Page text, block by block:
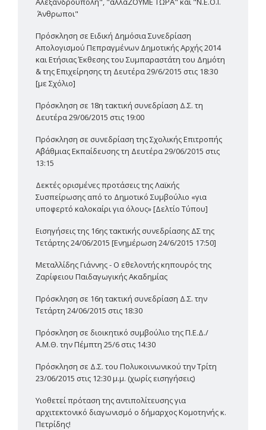
Άνθρωποι"
Πρόσκληση σε Ειδική Δημόσια Συνεδρίαση
Απολογισμού Πεπραγμένων Δημοτικής Αρχής 2014
και Ετήσιας Έκθεσης του Συμπαραστάτη του Δημότη
& της Επιχείρησης τη Δευτέρα 29/6/2015 στις 18:30
[με Σχόλιο]
Πρόσκληση σε 18η τακτική συνεδρίαση Δ.Σ. τη
Δευτέρα 29/06/2015 στις 19:00
Πρόσκληση σε συνεδρίαση της Σχολικής Επιτροπής
Α΄βάθμιας Εκπαίδευσης τη Δευτέρα 29/06/2015 στις
13:15
Δεκτές ορισμένες προτάσεις της Λαϊκής
Συσπείρωσης από το Δημοτικό Συμβούλιο «για
υποφερτό καλοκαίρι για όλους» [Δελτίο Τύπου]
Εισηγήσεις της 16ης τακτικής συνεδρίασης ΔΣ της
Τετάρτης 24/06/2015 [Ενημέρωση 24/6/2015 17:50]
Μεταλλίδης Γιάννης - Ο εθελοντής κηπουρός της
Ζαρίφειου Παιδαγωγικής Ακαδημίας
Πρόσκληση σε 16η τακτική συνεδρίαση Δ.Σ. την
Τετάρτη 24/06/2015 στις 18:30
Πρόσκληση σε διοικητικό συμβούλιο της Π.Ε.Δ./
Α.Μ.Θ. την Πέμπτη 25/6 στις 14:30
Πρόσκληση σε Δ.Σ. του Πολυκοινωνικού την Τρίτη
23/06/2015 στις 12:30 μ.μ. (χωρίς εισηγήσεις)
Υιοθετεί πρόταση της αντιπολίτευσης για
αρχιτεκτονικό διαγωνισμό ο δήμαρχος Κομοτηνής κ.
Πετρίδης!